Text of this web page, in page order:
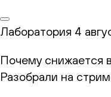
Лаборатория 4
Почему снижается
Разобрали на